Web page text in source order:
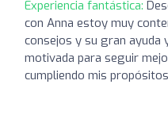
Experiencia fantástica:
con Anna estoy muy
consejos y su gran ayuda
motivada para seguir
cumpliendo mis